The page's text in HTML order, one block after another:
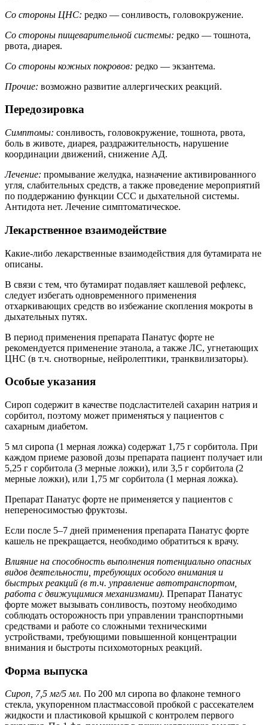
Со стороны ЦНС: редко — сонливость, головокружение.
Со стороны пищеварительной системы: редко — тошнота,
рвота, диарея.
Со стороны кожных покровов: редко — экзантема.
Прочие: возможно развитие аллергических реакций.
Передозировка
Симптомы: сонливость, головокружение, тошнота, рвота,
боль в животе, диарея, раздражительность, нарушение
координации движений, снижение АД.
Лечение: промывание желудка, назначение активированного
угля, слабительных средств, а также проведение мероприятий
по поддержанию функции ССС и дыхательной системы.
Антидота нет. Лечение симптоматическое.
Лекарственное взаимодействие
Какие-либо лекарственные взаимодействия для бутамирата не
описаны.
В связи с тем, что бутамират подавляет кашлевой рефлекс,
следует избегать одновременного применения
отхаркивающих средств во избежание скопления мокроты в
дыхательных путях.
В период применения препарата Панатус форте не
рекомендуется применение этанола, а также ЛС, угнетающих
ЦНС (в т.ч. снотворные, нейролептики, транквилизаторы).
Особые указания
Сироп содержит в качестве подсластителей сахарин натрия и
сорбитол, поэтому может применяться у пациентов с
сахарным диабетом.
5 мл сиропа (1 мерная ложка) содержат 1,75 г сорбитола. При
каждом приеме разовой дозы препарата пациент получает или
5,25 г сорбитола (3 мерные ложки), или 3,5 г сорбитола (2
мерные ложки), или 1,75 мг сорбитола (1 мерная ложка).
Препарат Панатус форте не применяется у пациентов с
непереносимостью фруктозы.
Если после 5–7 дней применения препарата Панатус форте
кашель не прекращается, необходимо обратиться к врачу.
Влияние на способность выполнения потенциально опасных
видов деятельности, требующих особого внимания и
быстрых реакций (в т.ч. управление автотранспортом,
работа с движущимися механизмами). Препарат Панатус
форте может вызывать сонливость, поэтому необходимо
соблюдать осторожность при управлении транспортными
средствами и работе со сложными техническими
устройствами, требующими повышенной концентрации
внимания и быстроты психомоторных реакций.
Форма выпуска
Сироп, 7,5 мг/5 мл. По 200 мл сиропа во флаконе темного
стекла, укупоренном пластмассовой пробкой с рассекателем
жидкости и пластиковой крышкой с контролем первого